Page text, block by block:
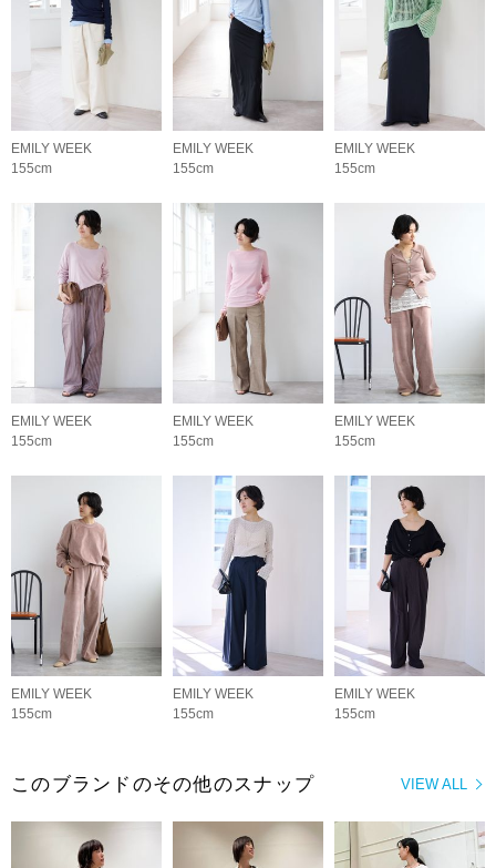
EMILY WEEK
155cm
EMILY WEEK
155cm
EMILY WEEK
155cm
EMILY WEEK
155cm
EMILY WEEK
155cm
EMILY WEEK
155cm
EMILY WEEK
155cm
EMILY WEEK
155cm
EMILY WEEK
155cm
VIEW ALL
このブランドのその他のスナップ